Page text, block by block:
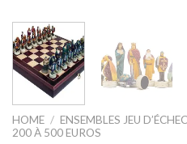
HOME / ENSEMBLES JEU
200 À 500 EUROS